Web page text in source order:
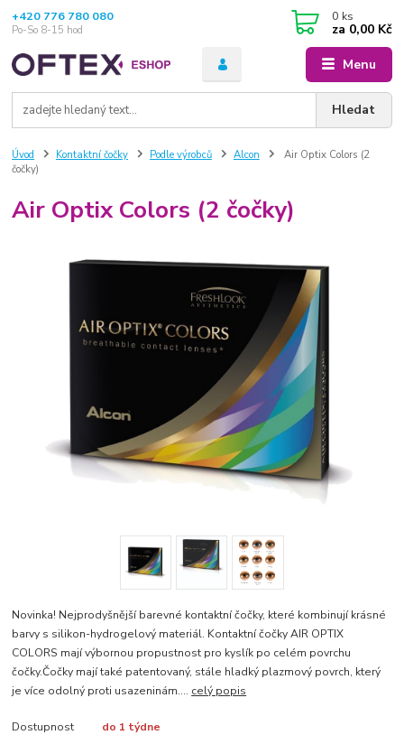
Menu
Hledat
+420 776 780 080
Po-So 8-15 hod
0 ks
za 0,00 Kč
Úvod Kontaktní čočky Podle výrobců Alcon
Air Optix Colors (2
čočky)
Air Optix Colors (2 čočky)
Novinka! Nejprodyšnější barevné kontaktní čočky, které kombinují krásné
barvy s silikon-hydrogelový materiál. Kontaktní čočky AIR OPTIX
COLORS mají výbornou propustnost pro kyslík po celém povrchu
čočky.Čočky mají také patentovaný, stále hladký plazmový povrch, který
je více odolný proti usazeninám.... celý popis
Dostupnost
do 1 týdne